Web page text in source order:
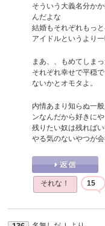
そういう大義名分か
んだよな
結婚もそれぞれもっ
アイドルというより
まあ、、もめてしま
それぞれ幸せで平穏
ないかとオモタよ。
内情あまり知らぬ一
ンなんだから好きに
残りたい奴は残ればい
やる気のないやつが
それな！ 15